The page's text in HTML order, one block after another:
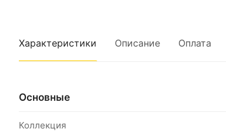
Характеристики Описание Оплата
Основные
Коллекция